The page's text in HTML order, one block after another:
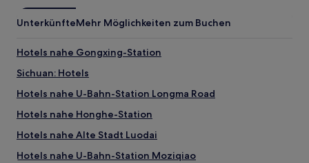
UnterkünfteMehr Möglichkeiten zum Buchen
Hotels nahe Gongxing-Station
Sichuan: Hotels
Hotels nahe U-Bahn-Station Longma Road
Hotels nahe Honghe-Station
Hotels nahe Alte Stadt Luodai
Hotels nahe U-Bahn-Station Moziqiao